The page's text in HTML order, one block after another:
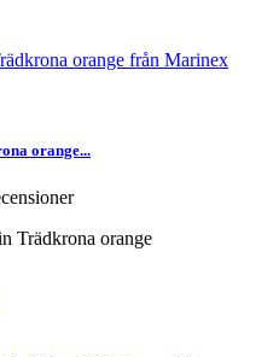
orange...
Trädkrona orange